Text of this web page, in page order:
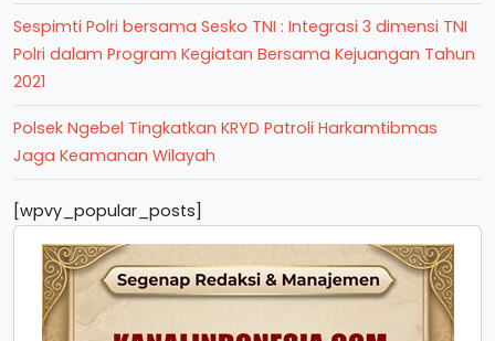
Sespimti Polri bersama Sesko TNI : Integrasi 3 dimensi TNI
Polri dalam Program Kegiatan Bersama Kejuangan Tahun
2021
Polsek Ngebel Tingkatkan KRYD Patroli Harkamtibmas
Jaga Keamanan Wilayah
[wpvy_popular_posts]